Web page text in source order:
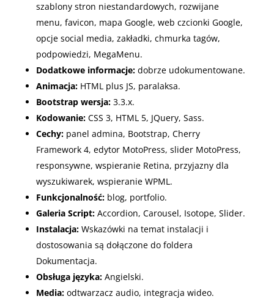
szablony stron niestandardowych, rozwijane
menu, favicon, mapa Google, web czcionki Google,
opcje social media, zakładki, chmurka tagów,
podpowiedzi, MegaMenu.
Dodatkowe informacje:dobrze udokumentowane.
Animacja: HTML plus JS, paralaksa.
Bootstrap wersja:3.3.x.
Kodowanie: CSS 3, HTML 5, JQuery, Sass.
Cechy:panel admina, Bootstrap, Cherry
Framework 4, edytor MotoPress, sliderMotoPress,
responsywne, wspieranie Retina, przyjazny dla
wyszukiwarek, wspieranie WPML.
Funkcjonalność:blog, portfolio.
Galeria Script: Accordion, Carousel, Isotope, Slider.
Instalacja:Wskazówki na temat instalacji i
dostosowania są dołączone do foldera
Dokumentacja.
Obsługa języka: Angielski.
Media:odtwarzacz audio, integracja wideo.